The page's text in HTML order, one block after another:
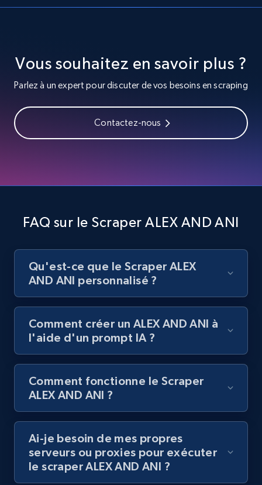
Youtube - Videos posts - Collect YouTube
posts by hashtags
URL, Title, Youtuber, Youtuber md5, Video url,
Video length, Likes, Views, and more.
8K+ 713+ Essai gratuit
Youtube - Videos posts - Discovery records
by Explore page URL
713+ Essai gratuit
Vous souhaitez en savoir plus ?
Parlez à un expert pour discuter de vos besoins en scraping
Contactez-nous
FAQ sur le Scraper ALEX AND ANI
Qu'est-ce que le Scraper ALEX
AND ANI personnalisé ?
Comment créer un ALEX AND ANI à
l'aide d'un prompt IA ?
Comment fonctionne le Scraper
ALEX AND ANI ?
Ai-je besoin de mes propres
serveurs ou proxies pour exécuter
le scraper ALEX AND ANI ?